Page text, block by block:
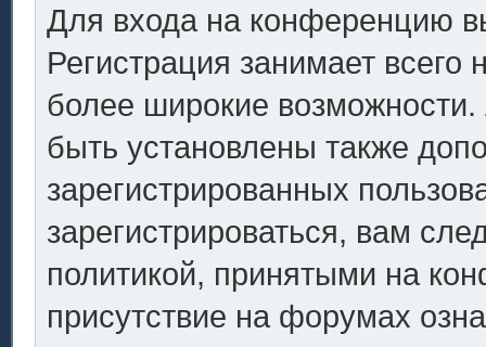
Для входа на конференцию
Регистрация занимает всего
более широкие
быть установлены также
зарегистрированных
зарегистрироваться, вам
политикой, принятыми на
присутствие на форумах